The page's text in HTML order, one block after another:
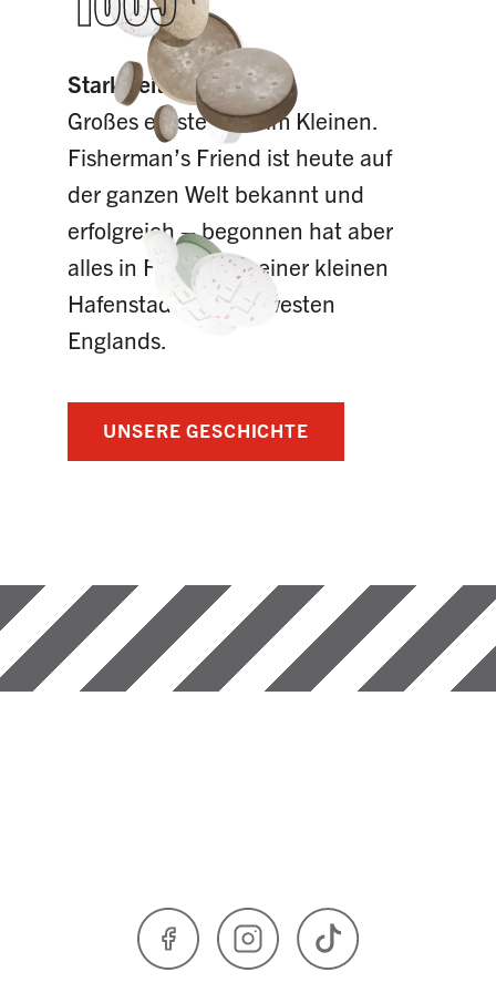
Stark seit 1865
Großes entsteht oft im Kleinen.
Fisherman’s Friend ist heute auf
der ganzen Welt bekannt und
erfolgreich – begonnen hat aber
alles in Fleetwood, einer kleinen
Hafenstadt im Nordwesten
Englands.
UNSERE GESCHICHTE